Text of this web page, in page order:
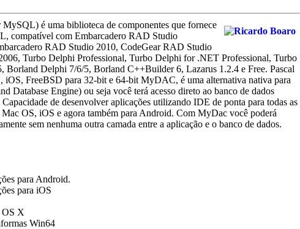
é uma biblioteca de componentes que fornece
compatível com Embarcadero RAD Studio
RAD Studio 2010, CodeGear RAD Studio
Turbo Delphi Professional, Turbo Delphi for .NET Professional, Turbo
Borland Delphi 7/6/5, Borland C++Builder 6, Lazarus 1.2.4 e Free. Pascal
FreeBSD para 32-bit e 64-bit MyDAC, é uma alternativa nativa para
Database Engine) ou seja você terá acesso direto ao banco de dados
de desenvolver aplicações utilizando IDE de ponta para todas as
OS, iOS e agora também para Android. Com MyDac você poderá
sem nenhuma outra camada entre a aplicação e o banco de dados.
para Android.
para iOS
OS X
Win64